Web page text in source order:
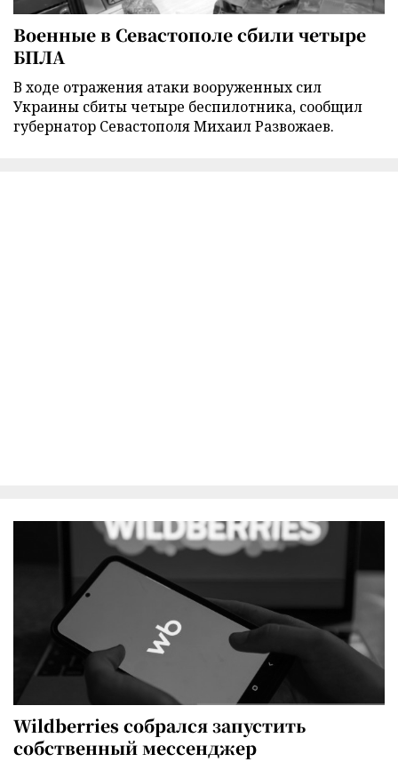
Военные в Севастополе сбили четыре
БПЛА
В ходе отражения атаки вооруженных сил
Украины сбиты четыре беспилотника, сообщил
губернатор Севастополя Михаил Развожаев.
Wildberries собрался запустить
собственный мессенджер